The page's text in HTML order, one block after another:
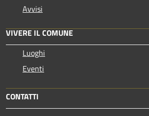
Avvisi
VIVERE IL COMUNE
Luoghi
Eventi
CONTATTI